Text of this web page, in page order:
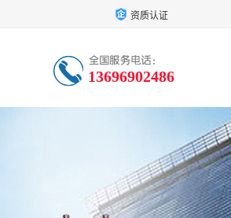
资质认证
13696902486